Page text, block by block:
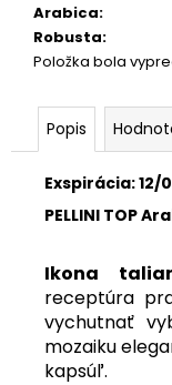
Arabica:
Robusta:
Položka bola
Popis
Exspirácia: 12/
PELLINI TOP
Ikona
receptúra
vychutnať
mozaiku
kapsúľ.